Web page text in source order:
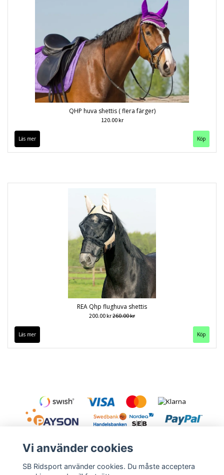
QHP huva shettis ( flera färger)
120.00 kr
Läs mer Köp
REA Qhp flughuva shettis
200.00 kr260.00 kr
Läs mer
Vi använder cookies
SB Ridsport använder cookies. Du måste acceptera